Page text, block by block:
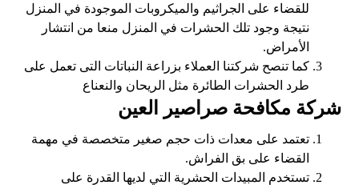
للقضاء على الجراثيم والميكروبات الموجودة في المنزل
نتيجة وجود تلك الحشرات في المنزل منعا من انتشار
الأمراض.
كما تنصح شركتنا العملاء بزراعة النباتات التى تعمل على
طرد الحشرات الطائرة مثل الريحان والنعناع
شركة مكافحة صراصير العين
تعتمد على معدات ذات حجم صغير متخصصة في مهمة
القضاء على بق الفراش.
تستخدم المبيدات الحشرية التي لديها القدرة على